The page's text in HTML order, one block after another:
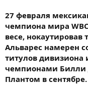
27 февраля
чемпиона мира
весе,
Альварес намерен
титулов
чемпионами Билли
Плантом в сентябре.